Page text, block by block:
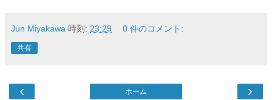
Jun Miyakawa 時刻: 23:29 0 件のコメント:
共有
‹ ›
ホーム